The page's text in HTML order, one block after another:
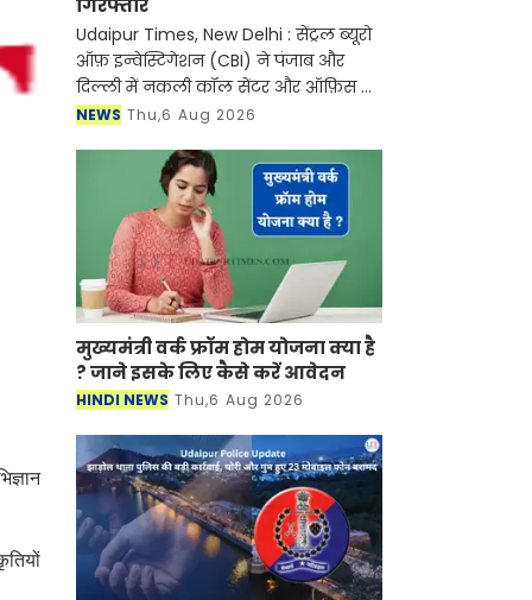
गिरफ्तार
Udaipur Times, New Delhi : सेंट्रल ब्यूरो
ऑफ़ इन्वेस्टिगेशन (CBI) ने पंजाब और
दिल्ली में नकली कॉल सेंटर और ऑफ़िस के
ज़रिए चल रहे एक बड़े इंटरनेशनल टेक-
NEWS Thu,6 Aug 2026
मुख्यमंत्री वर्क फ्रॉम होम योजना क्या है
? जाने इसके लिए कैसे करें आवेदन
HINDI NEWS Thu,6 Aug 2026